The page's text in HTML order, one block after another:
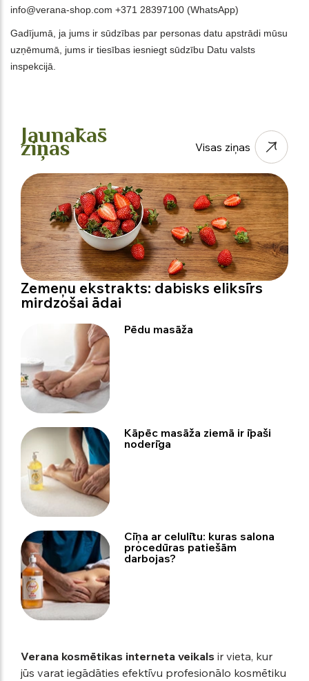
info@verana-shop.com +371 28397100 (WhatsApp)
Gadījumā, ja jums ir sūdzības par personas datu apstrādi mūsu
uzņēmumā, jums ir tiesības iesniegt sūdzību Datu valsts
inspekcijā.
Jaunākās
ziņas Visas ziņas
Zemeņu ekstrakts: dabisks eliksīrs
mirdzošai ādai
Pēdu masāža
Kāpēc masāža ziemā ir īpaši
noderīga
Cīņa ar celulītu: kuras salona
procedūras patiešām
darbojas?
Verana kosmētikas interneta veikals ir vieta, kur
jūs varat iegādāties efektīvu profesionālo kosmētiku